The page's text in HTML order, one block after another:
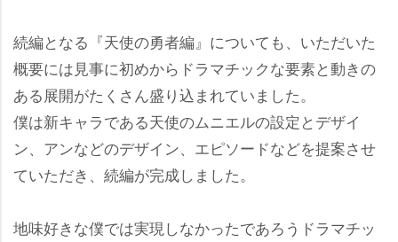
続編となる『天使の勇者編』についても、いただいた
概要には見事に初めからドラマチックな要素と動きの
ある展開がたくさん盛り込まれていました。
僕は新キャラである天使のムニエルの設定とデザイ
ン、アンなどのデザイン、エピソードなどを提案させ
ていただき、続編が完成しました。
地味好きな僕では実現しなかったであろうドラマチッ